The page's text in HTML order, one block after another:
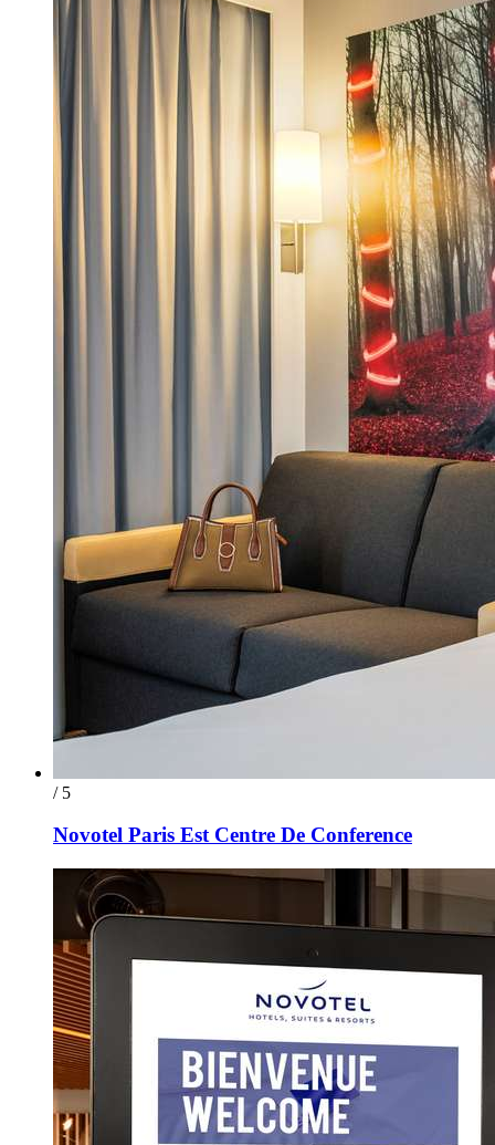
/ 5
Novotel Paris Est Centre De Conference